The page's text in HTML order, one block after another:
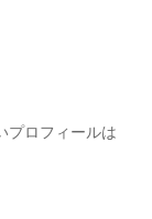
プロフィールは